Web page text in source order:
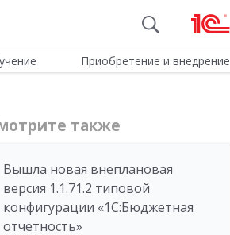
Приобретение и внедрение
также
Вышла новая внеплановая
версия 1.1.71.2 типовой
конфигурации «1C:Бюджетная
отчетность»